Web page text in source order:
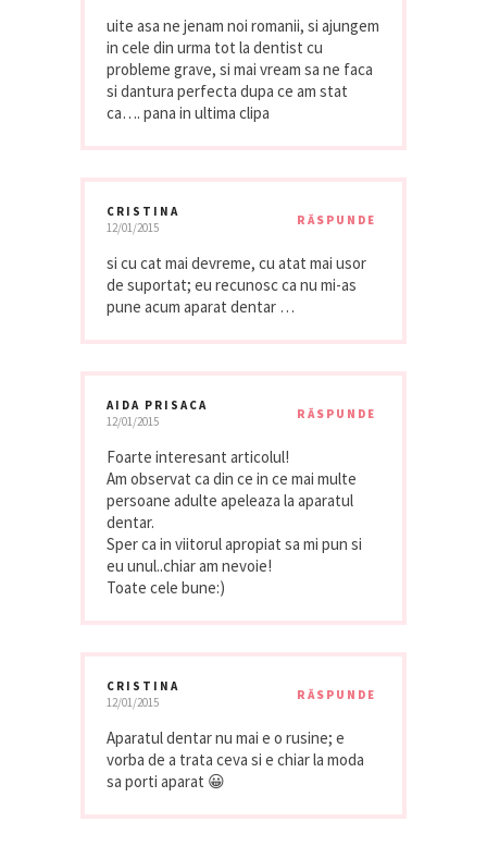
uite asa ne jenam noi romanii, si ajungem
in cele din urma tot la dentist cu
probleme grave, si mai vream sa ne faca
si dantura perfecta dupa ce am stat
ca…. pana in ultima clipa
CRISTINA
12/01/2015
RĂSPUNDE
si cu cat mai devreme, cu atat mai usor
de suportat; eu recunosc ca nu mi-as
pune acum aparat dentar …
AIDA PRISACA
12/01/2015
RĂSPUNDE
Foarte interesant articolul!
Am observat ca din ce in ce mai multe
persoane adulte apeleaza la aparatul
dentar.
Sper ca in viitorul apropiat sa mi pun si
eu unul..chiar am nevoie!
Toate cele bune:)
CRISTINA
12/01/2015
RĂSPUNDE
Aparatul dentar nu mai e o rusine; e
vorba de a trata ceva si e chiar la moda
sa porti aparat 😀